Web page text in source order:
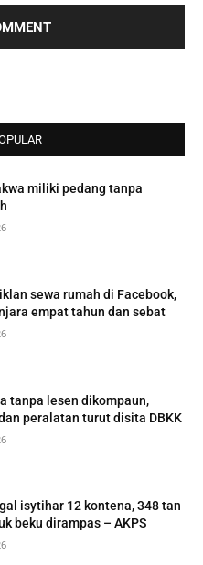
miliki pedang tanpa
sewa rumah di Facebook,
empat tahun dan sebat
tanpa lesen dikompaun,
peralatan turut disita DBKK
isytihar 12 kontena, 348 tan
beku dirampas – AKPS